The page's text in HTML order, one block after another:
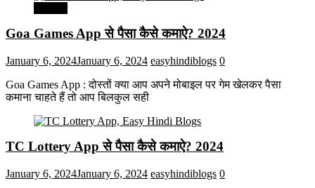
Goa Games App से पैसा कैसे कमाऐ? 2024
January 6, 2024January 6, 2024 easyhindiblogs 0
Goa Games App : दोस्तों क्या आप अपने मोबाइल पर गेम खेलकर पैसा
कमाना चाहते हैं तो आप बिलकुल सही
TC Lottery App से पैसा कैसे कमाऐ? 2024
January 6, 2024January 6, 2024 easyhindiblogs 0